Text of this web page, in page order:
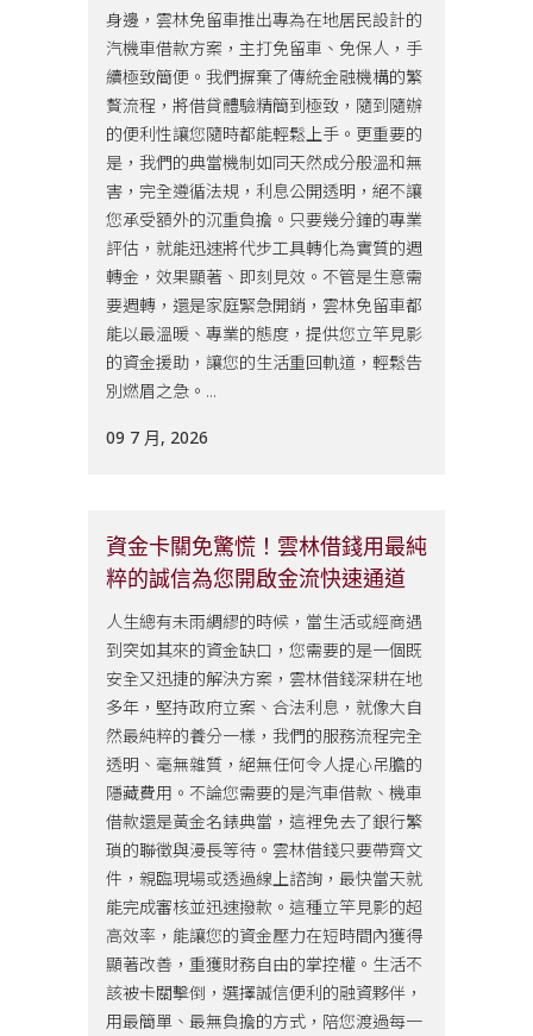
身邊，雲林免留車推出專為在地居民設計的
汽機車借款方案，主打免留車、免保人，手
續極致簡便。我們摒棄了傳統金融機構的繁
贅流程，將借貸體驗精簡到極致，隨到隨辦
的便利性讓您隨時都能輕鬆上手。更重要的
是，我們的典當機制如同天然成分般溫和無
害，完全遵循法規，利息公開透明，絕不讓
您承受額外的沉重負擔。只要幾分鐘的專業
評估，就能迅速將代步工具轉化為實質的週
轉金，效果顯著、即刻見效。不管是生意需
要週轉，還是家庭緊急開銷，雲林免留車都
能以最溫暖、專業的態度，提供您立竿見影
的資金援助，讓您的生活重回軌道，輕鬆告
別燃眉之急。...
09 7 月, 2026
資金卡關免驚慌！雲林借錢用最純
粹的誠信為您開啟金流快速通道
人生總有未雨綢繆的時候，當生活或經商遇
到突如其來的資金缺口，您需要的是一個既
安全又迅捷的解決方案，雲林借錢深耕在地
多年，堅持政府立案、合法利息，就像大自
然最純粹的養分一樣，我們的服務流程完全
透明、毫無雜質，絕無任何令人提心吊膽的
隱藏費用。不論您需要的是汽車借款、機車
借款還是黃金名錶典當，這裡免去了銀行繁
瑣的聯徵與漫長等待。雲林借錢只要帶齊文
件，親臨現場或透過線上諮詢，最快當天就
能完成審核並迅速撥款。這種立竿見影的超
高效率，能讓您的資金壓力在短時間內獲得
顯著改善，重獲財務自由的掌控權。生活不
該被卡關擊倒，選擇誠信便利的融資夥伴，
用最簡單、最無負擔的方式，陪您渡過每一